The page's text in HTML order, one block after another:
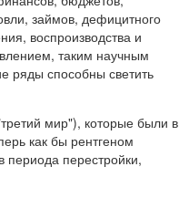
займов, дефицитного
воспроизводства и
таким научным
ряды способны светить
мир"), которые были в
как бы рентгеном
периода перестройки,